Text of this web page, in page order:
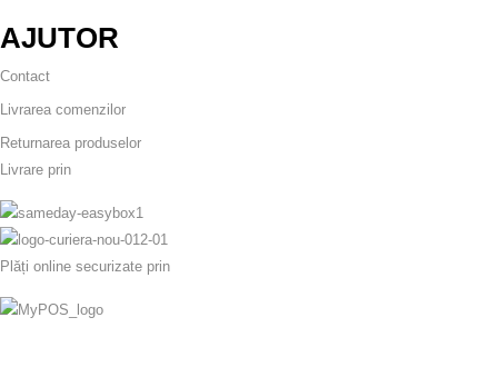
AJUTOR
Contact
Livrarea comenzilor
Returnarea produselor
Livrare prin
Plăți online securizate prin